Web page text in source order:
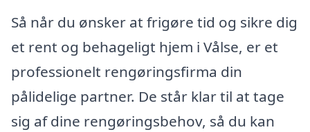
Så når du ønsker at frigøre tid og sikre dig
et rent og behageligt hjem i Vålse, er et
professionelt rengøringsfirma din
pålidelige partner. De står klar til at tage
sig af dine rengøringsbehov, så du kan